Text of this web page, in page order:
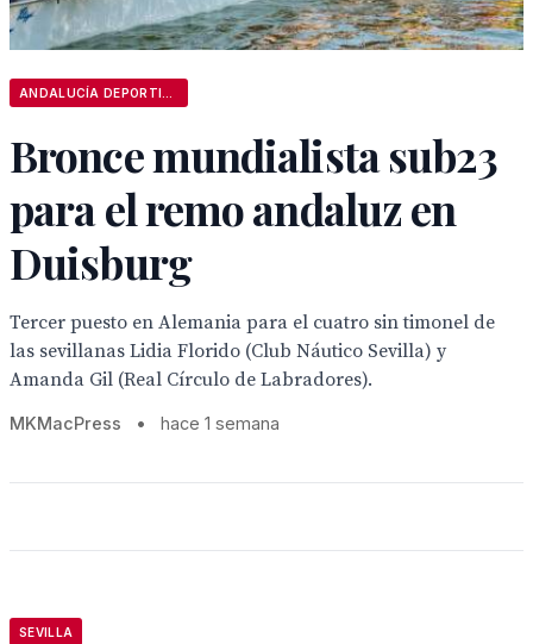
Bronce mundialista sub23
para el remo andaluz en
Duisburg
Tercer puesto en Alemania para el cuatro sin timonel de
las sevillanas Lidia Florido (Club Náutico Sevilla) y
Amanda Gil (Real Círculo de Labradores).
MKMacPress • hace 1 semana
SEVILLA